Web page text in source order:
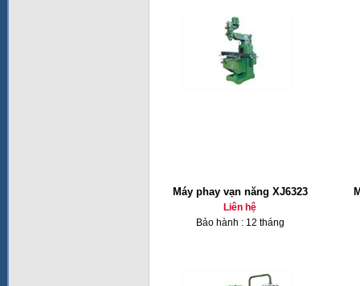
Máy phay vạn năng XJ6323
Liên hệ
Bảo hành : 12 tháng